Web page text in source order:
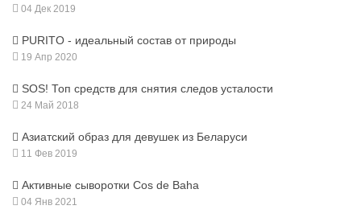
04 Дек 2019
PURITO - идеальный состав от природы
19 Апр 2020
SOS! Топ средств для снятия следов усталости
24 Май 2018
Азиатский образ для девушек из Беларуси
11 Фев 2019
Активные сыворотки Cos de Baha
04 Янв 2021